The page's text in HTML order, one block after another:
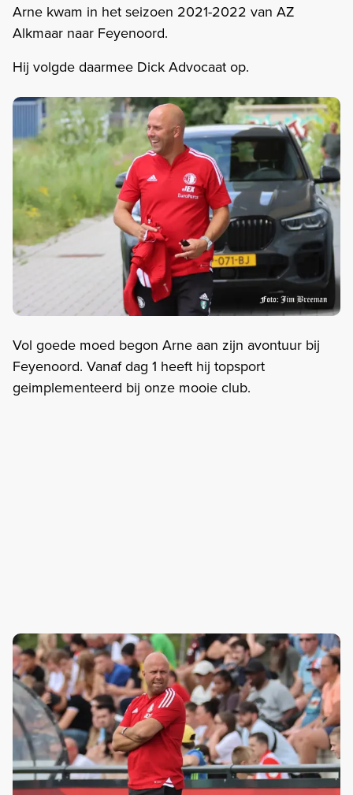
Arne kwam in het seizoen 2021-2022 van AZ
Alkmaar naar Feyenoord.
Hij volgde daarmee Dick Advocaat op.
Vol goede moed begon Arne aan zijn avontuur bij
Feyenoord. Vanaf dag 1 heeft hij topsport
geimplementeerd bij onze mooie club.